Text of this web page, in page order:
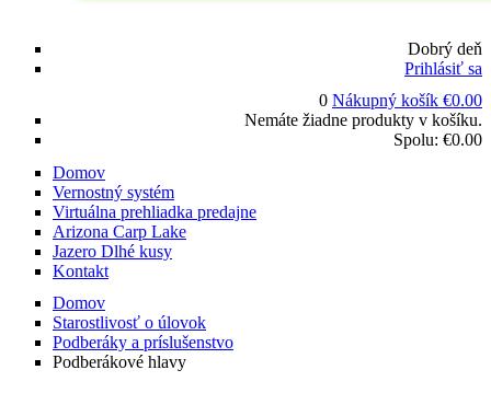
Dobrý deň
Prihlásiť sa
0 Nákupný košík €0.00
Nemáte žiadne produkty v košíku.
Spolu: €0.00
Domov
Vernostný systém
Virtuálna prehliadka predajne
Arizona Carp Lake
Jazero Dlhé kusy
Kontakt
Domov
Starostlivosť o úlovok
Podberáky a príslušenstvo
Podberákové hlavy